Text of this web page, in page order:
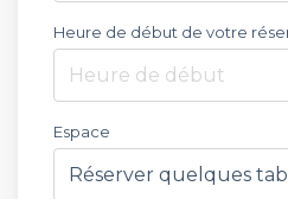
Heure de début de votre
Heure de début
Espace